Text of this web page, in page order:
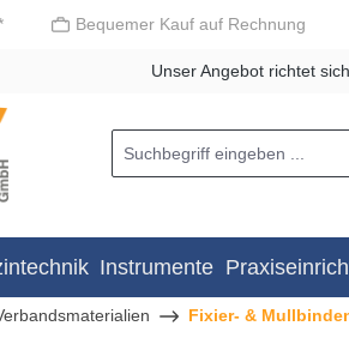
Bequemer Kauf auf Rechnung
Unser Angebot richtet
Instrumente
Fixier- &